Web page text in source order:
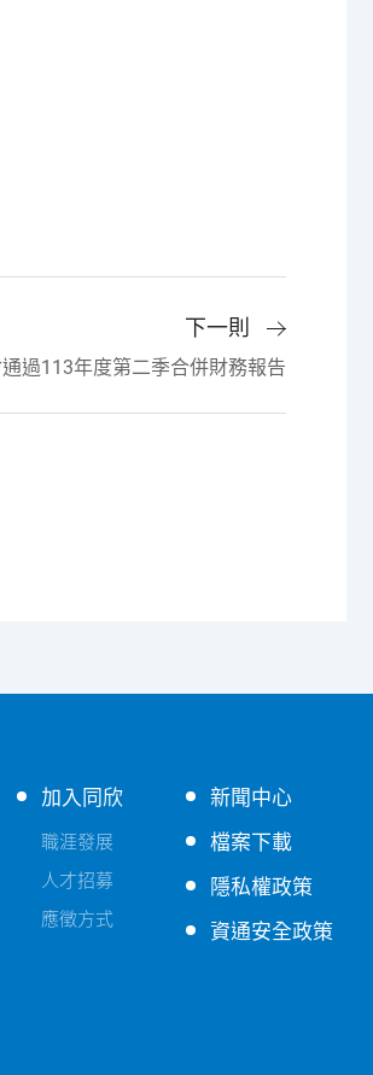
下一則
過113年度第二季合併財務報告
加入同欣
職涯發展
人才招募
應徵方式
新聞中心
檔案下載
隱私權政策
資通安全政策